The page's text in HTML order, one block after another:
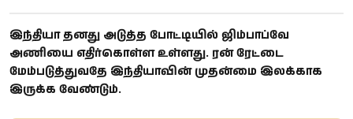
இந்தியா தனது அடுத்த போட்டியில் ஜிம்பாப்வே
அணியை எதிர்கொள்ள உள்ளது. ரன் ரேட்டை
மேம்படுத்துவதே இந்தியாவின் முதன்மை இலக்காக
இருக்க வேண்டும்.